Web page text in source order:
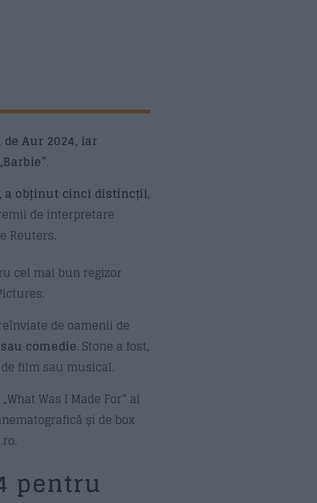
Aur 2024, iar
.
a obținut cinci distincții,
de interpretare
Reuters.
cel mai bun regizor
de oamenii de
comedie. Stone a fost,
film sau musical.
Was I Made For” al
și de box
pentru